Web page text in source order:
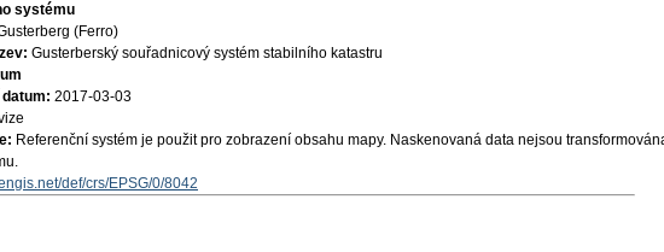
systému
(Ferro)
Gusterberský souřadnicový systém stabilního katastru
2017-03-03
Referenční systém je použit pro zobrazení obsahu mapy. Naskenovaná data nejsou
def/crs/EPSG/0/8042